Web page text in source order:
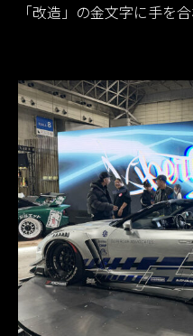
「改造」の金文字に手を